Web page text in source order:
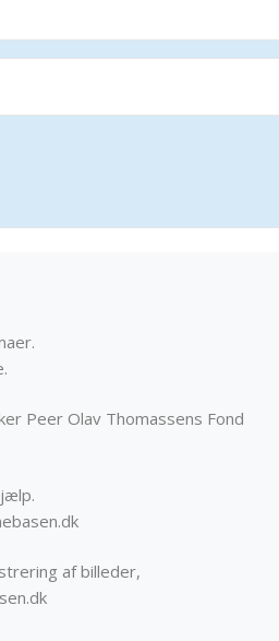
Peer Olav Thomassens Fond
af billeder,